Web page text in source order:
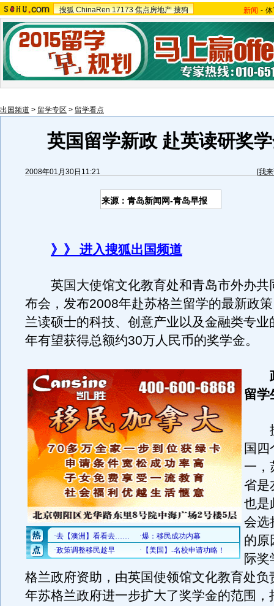
搜狐 ChinaRen 17173 焦点房地产 搜狗 新闻 -
出国频道 > 留学专区 > 留学看点
英国留学新政 赴英读研奖
2008年01月30日11:21 [我
来源：青岛新闻网-青岛早报
》》 进入搜狐出国频道
英国大使馆文化教育处和青岛市外办共
布会，发布2008年赴苏格兰留学的最新政
兰读硕士的科技、创意产业以及金融类专
年有望获得总额约30万人民币的奖学金。
政
留学
据
国
一，
省是
也是
会选
的原
际奖
格兰政府资助，由英国使领馆文化教育处
年苏格兰政府进一步扩大了奖学金的范围，